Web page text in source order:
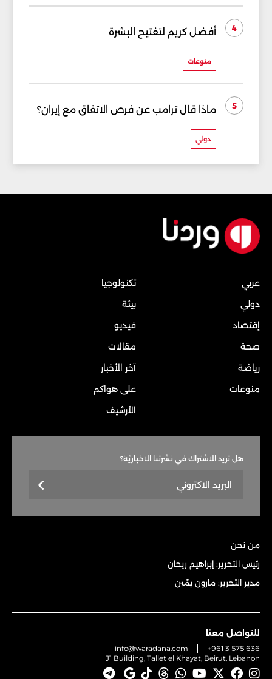
4 أفضل كريم لتفتيح البشرة
منوعات
5 ماذا قال ترامب عن فرص الاتفاق مع إيران؟
دولي
عربي
دولي
إقتصاد
صحة
رياضة
منوعات
تكنولوجيا
بيئة
فيديو
مقالات
آخر الأخبار
على هواكم
الأرشيف
هل تريد الاشتراك في نشرتنا الاخباريّة؟
من نحن
رئيس التحرير: إبراهيم ريحان
مدير التحرير: مارون يمّين
للتواصل معنا
info@waradana.com
+961 3 575 636
J1 Building, Tallet el Khayat, Beirut, Lebanon